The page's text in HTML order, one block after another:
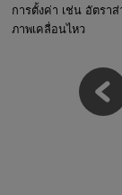
การตั้งค่า เช่น อัตรา
ภาพเคลื่อนไหว